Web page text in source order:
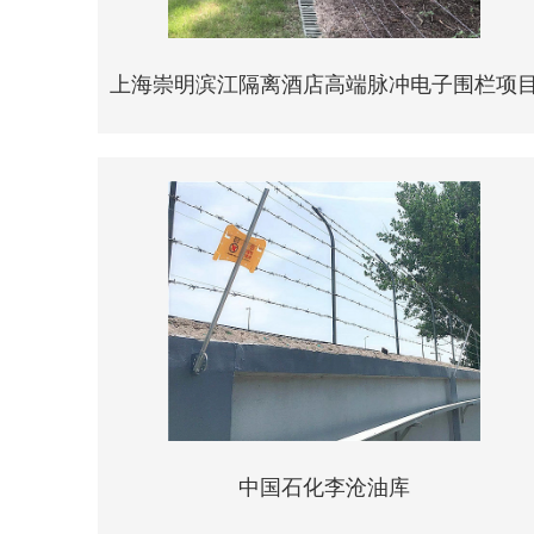
上海崇明滨江隔离酒店高端脉冲电子围栏项
中国石化李沧油库